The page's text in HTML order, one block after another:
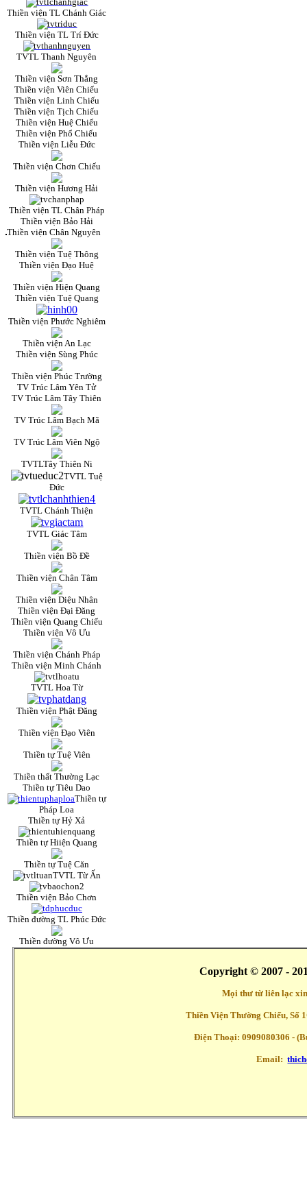
Thiền viện TL Chánh Giác
Thiền viện TL Trí Đức
TVTL Thanh Nguyên
Thiền viện Sơn Thắng
Thiền viện Viên Chiếu
Thiền viện Linh Chiếu
Thiền viện Tịch Chiếu
Thiền viện Huệ Chiếu
Thiền viện Phổ Chiếu
Thiền viện Liễu Đức
Thiền viện Chơn Chiếu
Thiền viện Hương Hải
Thiền viện TL Chân Pháp
Thiền viện Bảo Hải
Thiền viện Chân Nguyên
Thiền viện Tuệ Thông
Thiền viện Đạo Huệ
Thiền viện Hiện Quang
Thiền viện Tuệ Quang
Thiền viện Phước Nghiêm
Thiền viện An Lạc
Thiền viện Sùng Phúc
Thiền viện Phúc Trường
TV Trúc Lâm Yên Tử
TV Trúc Lâm Tây Thiên
TV Trúc Lâm Bạch Mã
TV Trúc Lâm Viên Ngộ
TVTLTây Thiên Ni
TVTL Tuệ
Đức
TVTL Chánh Thiện
TVTL Giác Tâm
Thiền viện Bồ Đề
Thiền viện Chân Tâm
Thiền viện Diệu Nhân
Thiền viện Đại Đăng
Thiền viện Quang Chiếu
Thiền viện Vô Ưu
Thiền viện Chánh Pháp
Thiền viện Minh Chánh
TVTL Hoa Từ
Thiền viện Phật Đăng
Thiền viện Đạo Viên
Thiền tự Tuệ Viên
Thiền thất Thường Lạc
Thiền tự Tiêu Dao
Thiền tự
Pháp Loa
Thiền tự Hỷ Xả
Thiền tự Hiiện Quang
Thiền tự Tuệ Căn
TVTL Từ Ấn
Thiền viện Bảo Chơn
Thiền đường TL Phúc Đức
Thiền đường Vô Ưu
Copyright © 2007 -
Mọi thư từ liên lạc
Thiền Viện Thường Chiếu, Số
Điện Thoại: 0909080306 -
Email: